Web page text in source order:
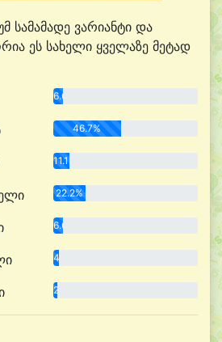
სამამადე ვარიანტი და
ეს სახელი ყველაზე მეტად
6.6%
46.7%
11.1%
22.2%
6.6%
4.0%
2.9%